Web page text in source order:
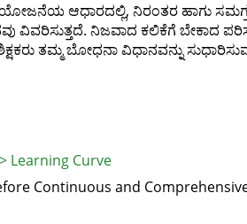
ಆಧಾರದಲ್ಲಿ, ನಿರಂತರ ಹಾಗು
ವಿವರಿಸುತ್ತದೆ. ನಿಜವಾದ ಕಲಿಕೆಗೆ ಬೇಕಾದ
ತಮ್ಮ ಬೋಧನಾ ವಿಧಾನವನ್ನು ಸುಧಾರಿಸುವ
Learning Curve
Continuous and